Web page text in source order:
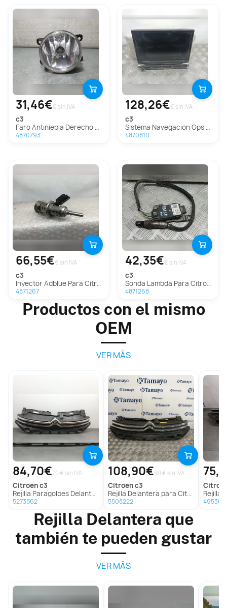
31,46€€ sin IVA
c3
Faro Antiniebla Derecho Para Citroen C3
4870793
128,26€€ sin IVA
c3
Sistema Navegacion Gps Para Citroen C3
4870810
66,55€€ sin IVA
c3
Inyector Adblue Para Citroen C3
4871267
42,35€€ sin IVA
c3
Sonda Lambda Para Citroen C3
4871268
Productos con el mismo
OEM
VER MÁS
84,70€70 € sin IVA
citroenc3
Rejilla Paragolpes Delantero para Citroën C3
5273562
108,90€90 € sin IVA
citroenc3
Rejilla Delantera para Citroën C3
5508222
Rejilla
Rejilla Delantera que
también te pueden gustar
VER MÁS